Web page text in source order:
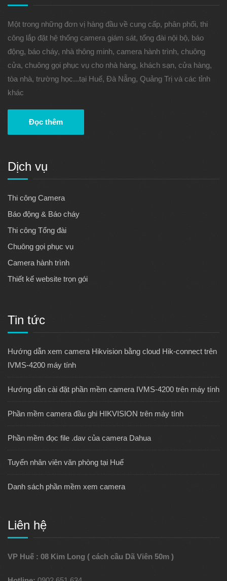
Một trong những đơn vị hàng đầu về cung cấp, phân phối, thi
công lắp đặt hệ thống camera giám sát, tổng đài nội bộ, báo
động, báo cháy, nhà thông minh, camera hành trình, chuông
cửa, chuông gọi phục vụ cho nhà hàng, khách sạn, cửa hàng,
tòa nhà, trường học...tại Huế, Đà Nẵng, Quảng Trị và các tỉnh
khác
Đọc thêm
Dịch vụ
Thi công Camera
Báo động & Báo cháy
Thi công Tổng đài
Chuông gọi phục vụ
Camera hành trình
Thiết kế website trọn gói
Tin tức
Hướng dẫn xem camera Hikvision bằng cloud Hik-connect trên
IVMS-4200 máy tính
Hướng dẫn cài đặt phần mềm camera IVMS-4200 trên máy tính
Phần mềm camera đầu ghi HIKVISION trên máy tính
Phần mềm đọc file .dav của camera Dahua
Tuyển nhân viên văn phòng tại Huế
Danh sách phần mềm xem camera
Liên hệ
VP Huế : 08 Kim Long ( cách cầu Dã Viên 50m )